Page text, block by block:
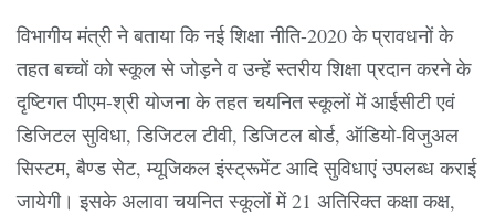
विभागीय मंत्री ने बताया कि नई शिक्षा नीति-2020 के प्रावधनों के
तहत बच्चों को स्कूल से जोड़ने व उन्हें स्तरीय शिक्षा प्रदान करने के
दृष्टिगत पीएम-श्री योजना के तहत चयनित स्कूलों में आईसीटी एवं
डिजिटल सुविधा, डिजिटल टीवी, डिजिटल बोर्ड, ऑडियो-विजुअल
सिस्टम, बैण्ड सेट, म्यूजिकल इंस्ट्रूमेंट आदि सुविधाएं उपलब्ध कराई
जायेगी। इसके अलावा चयनित स्कूलों में 21 अतिरिक्त कक्षा कक्ष,